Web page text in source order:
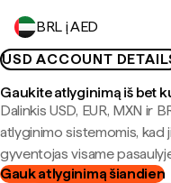
BRL į AED
USD ACCOUNT
Gaukite atlyginimą iš bet
Dalinkis USD, EUR, MXN ir
atlyginimo sistemomis, kad
gyventojas visame
Gauk atlyginimą šiandien